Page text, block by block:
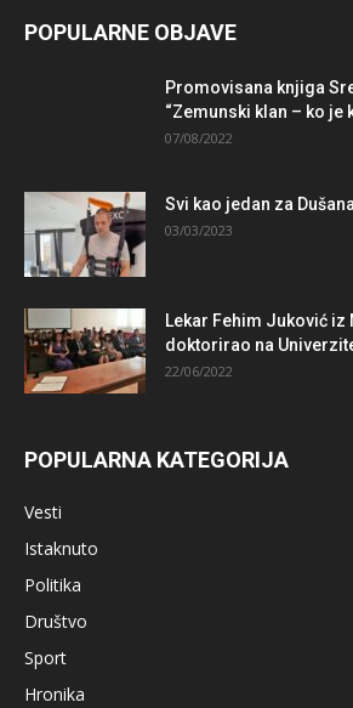
POPULARNE OBJAVE
Promovisana knjiga
“Zemunski klan – ko je
07/08/2022
Svi kao jedan za
03/03/2023
Lekar Fehim Juković iz
doktorirao na
22/06/2022
POPULARNA KATEGORIJA
Vesti
Istaknuto
Politika
Društvo
Sport
Hronika